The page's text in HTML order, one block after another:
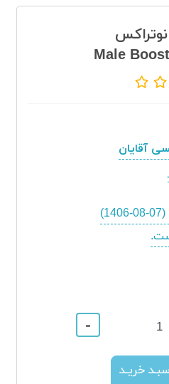
Male
آقایان
(1406-08-07)
-
خریــد